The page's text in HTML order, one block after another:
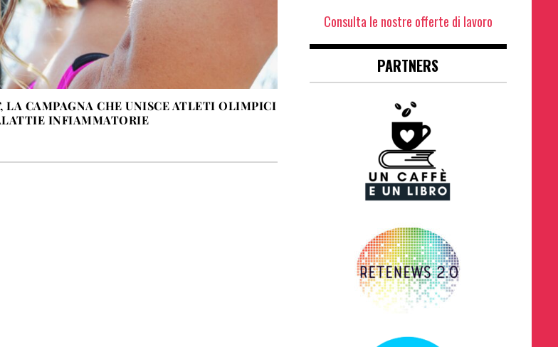
LA CAMPAGNA CHE UNISCE ATLETI OLIMPICI
INFIAMMATORIE
Consulta le nostre offerte di lavoro
PARTNERS